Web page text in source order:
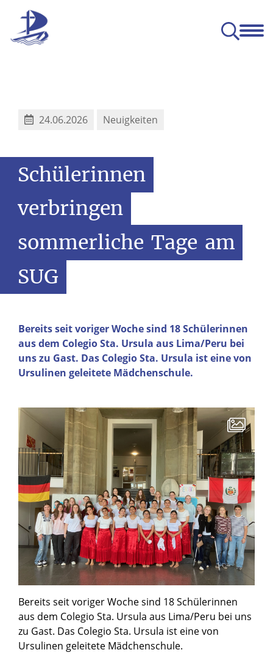
24.06.2026 Neuigkeiten
Schülerinnen
verbringen
sommerliche Tage am
SUG
Bereits seit voriger Woche sind 18 Schülerinnen
aus dem Colegio Sta. Ursula aus Lima/Peru bei
uns zu Gast. Das Colegio Sta. Ursula ist eine von
Ursulinen geleitete Mädchenschule.
Bereits seit voriger Woche sind 18 Schülerinnen
aus dem Colegio Sta. Ursula aus Lima/Peru bei uns
zu Gast. Das Colegio Sta. Ursula ist eine von
Ursulinen geleitete Mädchenschule.